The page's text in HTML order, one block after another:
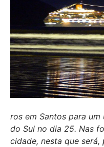
ros em Santos para
do Sul no dia 25. Nas
cidade, nesta que